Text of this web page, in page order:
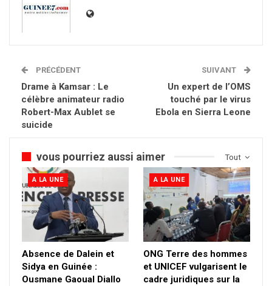
PRÉCÉDENT
Drame à Kamsar : Le
célèbre animateur radio
Robert-Max Aublet se
suicide
SUIVANT
Un expert de l’OMS
touché par le virus
Ebola en Sierra Leone
Tout
vous pourriez aussi aimer
A LA UNE
Absence de Dalein et
Sidya en Guinée :
Ousmane Gaoual Diallo
A LA UNE
ONG Terre des hommes
et UNICEF vulgarisent le
cadre juridiques sur la